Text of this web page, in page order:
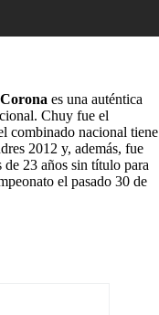
es una auténtica
Chuy fue el
combinado nacional tiene
2012 y, además, fue
23 años sin título para
el pasado 30 de